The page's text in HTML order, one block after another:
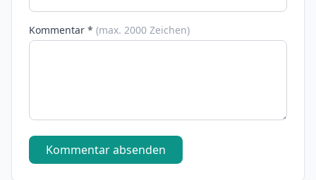
Kommentar * (max. 2000 Zeichen)
Kommentar absenden